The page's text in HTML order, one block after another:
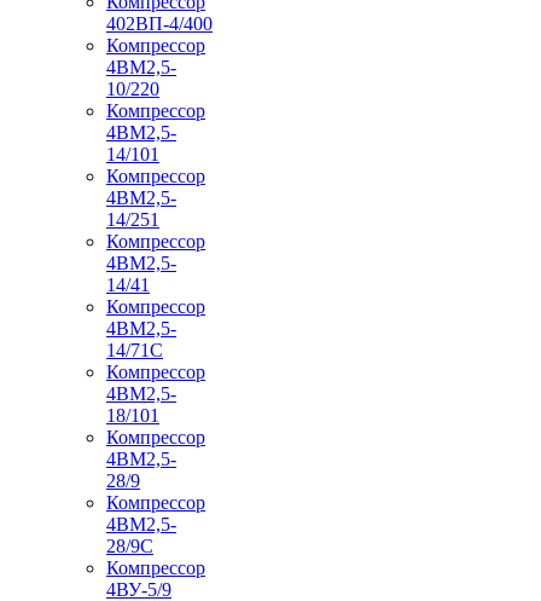
402ВП-4/400
Компрессор
4ВМ2,5-
10/220
Компрессор
4ВМ2,5-
14/101
Компрессор
4ВМ2,5-
14/251
Компрессор
4ВМ2,5-
14/41
Компрессор
4ВМ2,5-
14/71C
Компрессор
4ВМ2,5-
18/101
Компрессор
4ВМ2,5-
28/9
Компрессор
4ВМ2,5-
28/9С
Компрессор
4ВУ-5/9